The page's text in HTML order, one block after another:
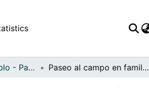
APFFVC - El Pueblo - Patrimonial Paseo al campo en familia y con amigos: Horacio Varela, Jesús Benítez, Mirian Benítez, Esperanza Benítez, niño por identificar, Humberto Benítez y Elsa Andrade